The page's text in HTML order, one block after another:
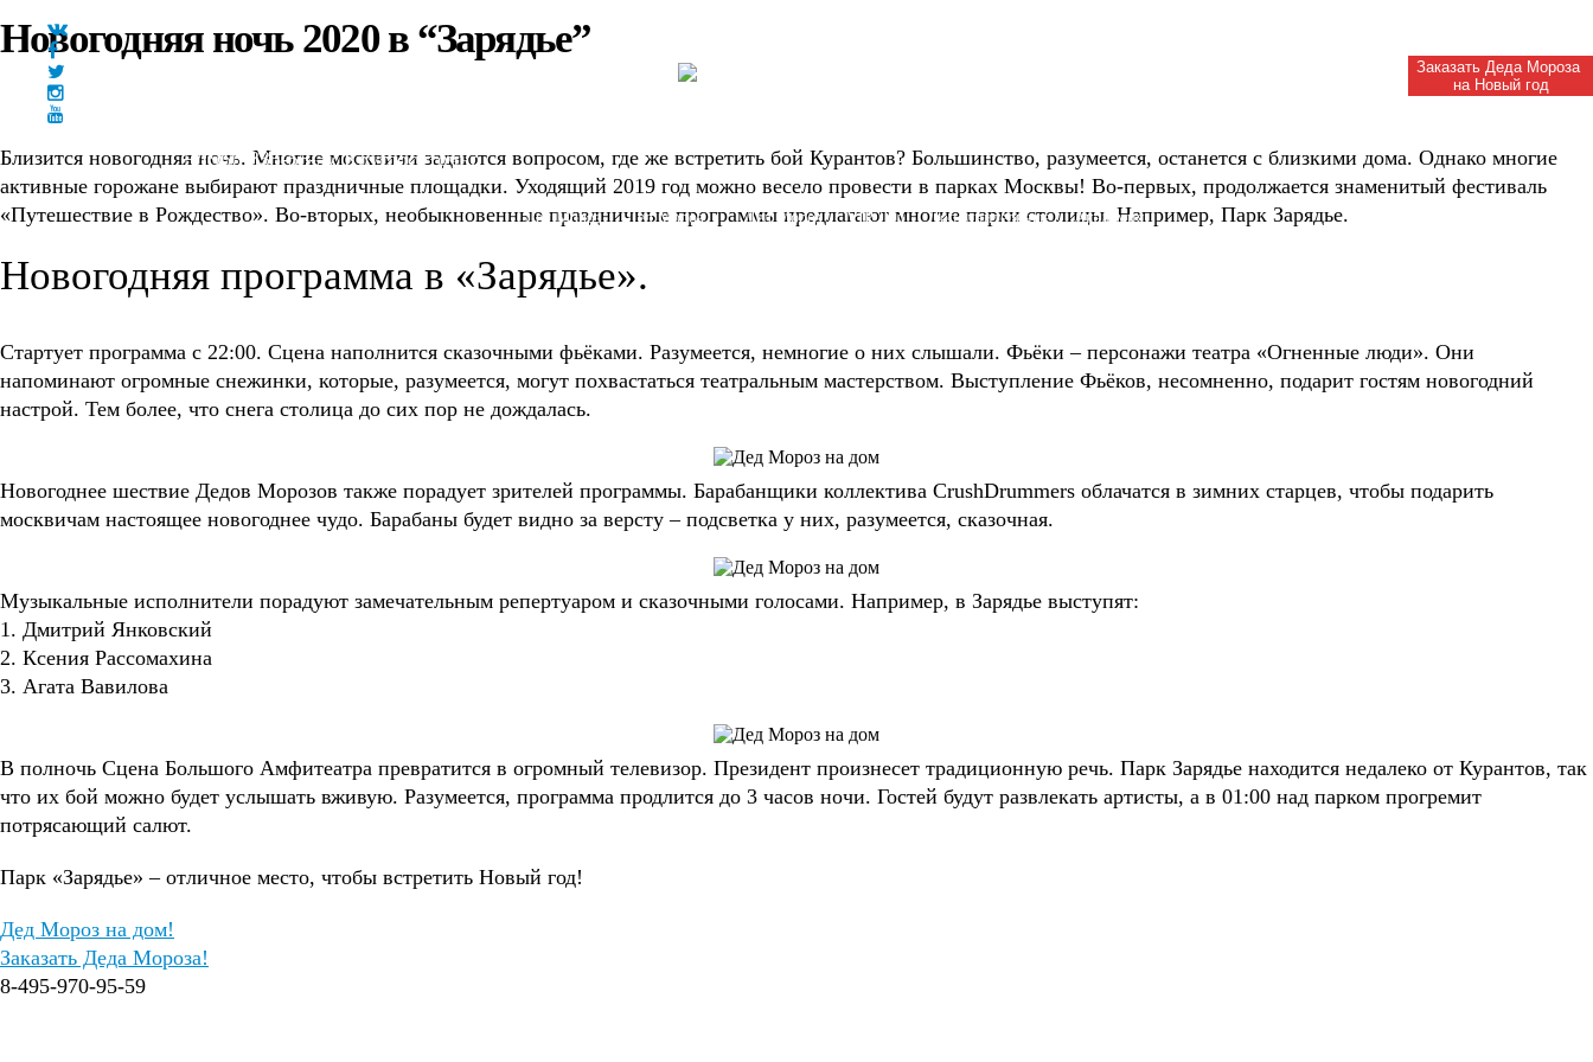
+7(966)335-55-37Круглосуточно
Заказать Деда Мороза
на Новый год
Главная
Дед Мороз
Дед Мороз
Дед Мороз
VIP Дед
Дополнительные
Академия
Новогодняя ночь 2020 в “Зарядье”
Близится новогодняя ночь. Многие москвичи задаются вопросом, где же встретить бой Курантов? Большинство, разумеется, останется с близкими дома. Однако многие
активные горожане выбирают праздничные площадки. Уходящий 2019 год можно весело провести в парках Москвы! Во-первых, продолжается знаменитый фестиваль
«Путешествие в Рождество». Во-вторых, необыкновенные праздничные программы предлагают многие парки столицы. Например, Парк Зарядье.
Новогодняя программа в «Зарядье».
Стартует программа с 22:00. Сцена наполнится сказочными фьёками. Разумеется, немногие о них слышали. Фьёки – персонажи театра «Огненные люди». Они
напоминают огромные снежинки, которые, разумеется, могут похвастаться театральным мастерством. Выступление Фьёков, несомненно, подарит гостям новогодний
настрой. Тем более, что снега столица до сих пор не дождалась.
Новогоднее шествие Дедов Морозов также порадует зрителей программы. Барабанщики коллектива CrushDrummers облачатся в зимних старцев, чтобы подарить
москвичам настоящее новогоднее чудо. Барабаны будет видно за версту – подсветка у них, разумеется, сказочная.
Музыкальные исполнители порадуют замечательным репертуаром и сказочными голосами. Например, в Зарядье выступят:
1. Дмитрий Янковский
2. Ксения Рассомахина
3. Агата Вавилова
В полночь Сцена Большого Амфитеатра превратится в огромный телевизор. Президент произнесет традиционную речь. Парк Зарядье находится недалеко от Курантов, так
что их бой можно будет услышать вживую. Разумеется, программа продлится до 3 часов ночи. Гостей будут развлекать артисты, а в 01:00 над парком прогремит
потрясающий салют.
Парк «Зарядье» – отличное место, чтобы встретить Новый год!
Дед Мороз на дом!
Заказать Деда Мороза!
8-495-970-95-59